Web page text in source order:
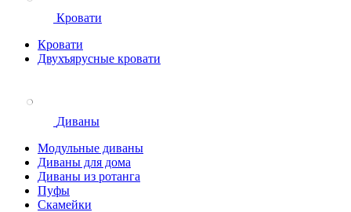
Кровати
Кровати
Двухъярусные кровати
Диваны
Модульные диваны
Диваны для дома
Диваны из ротанга
Пуфы
Скамейки